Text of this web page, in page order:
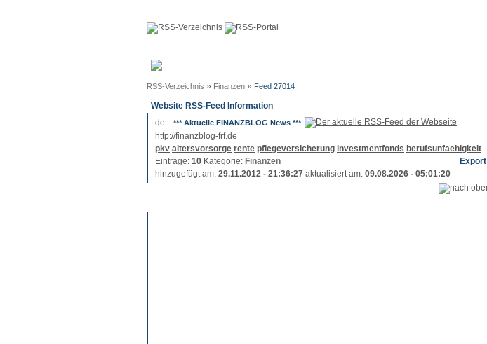
RSS-Verzeichnis » Finanzen » Feed 27014
Website RSS-Feed Information
*** Aktuelle FINANZBLOG News ***
http://finanzblog-frf.de
pkv altersvorsorge rente pflegeversicherung investmentfonds berufsunfaehigkeit
Einträge: 10 Kategorie: Finanzen
Export
hinzugefügt am: 29.11.2012 - 21:36:27 aktualisiert am: 09.08.2026 - 05:01:20